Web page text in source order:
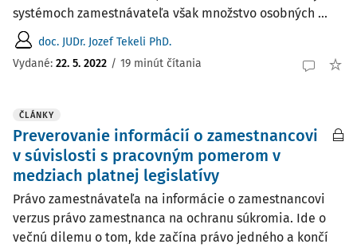
systémoch zamestnávateľa však množstvo osobných ...
doc. JUDr. Jozef Tekeli PhD.
Vydané: 22. 5. 2022 / 19 minút čítania
ČLÁNKY
Preverovanie informácií o zamestnancovi
v súvislosti s pracovným pomerom v
medziach platnej legislatívy
Právo zamestnávateľa na informácie o zamestnancovi
verzus právo zamestnanca na ochranu súkromia. Ide o
večnú dilemu o tom, kde začína právo jedného a končí